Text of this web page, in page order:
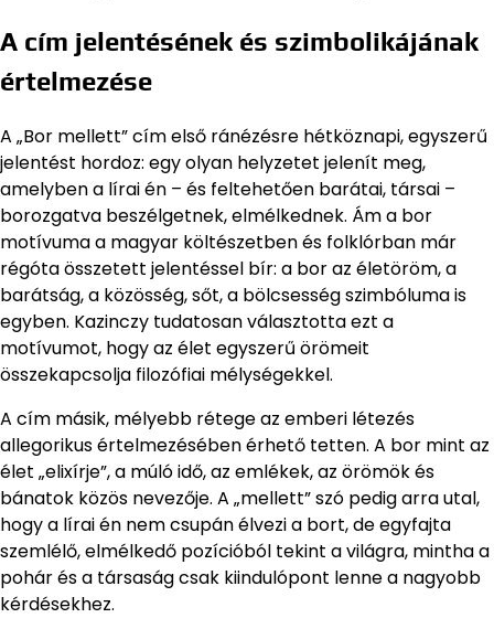
A cím jelentésének és szimbolikájának
értelmezése
A „Bor mellett” cím első ránézésre hétköznapi, egyszerű
jelentést hordoz: egy olyan helyzetet jelenít meg,
amelyben a lírai én – és feltehetően barátai, társai –
borozgatva beszélgetnek, elmélkednek. Ám a bor
motívuma a magyar költészetben és folklórban már
régóta összetett jelentéssel bír: a bor az életöröm, a
barátság, a közösség, sőt, a bölcsesség szimbóluma is
egyben. Kazinczy tudatosan választotta ezt a
motívumot, hogy az élet egyszerű örömeit
összekapcsolja filozófiai mélységekkel.
A cím másik, mélyebb rétege az emberi létezés
allegorikus értelmezésében érhető tetten. A bor mint az
élet „elixírje”, a múló idő, az emlékek, az örömök és
bánatok közös nevezője. A „mellett” szó pedig arra utal,
hogy a lírai én nem csupán élvezi a bort, de egyfajta
szemlélő, elmélkedő pozícióból tekint a világra, mintha a
pohár és a társaság csak kiindulópont lenne a nagyobb
kérdésekhez.